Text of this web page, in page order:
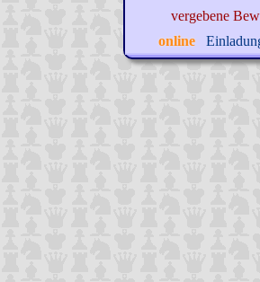
vergebene
online